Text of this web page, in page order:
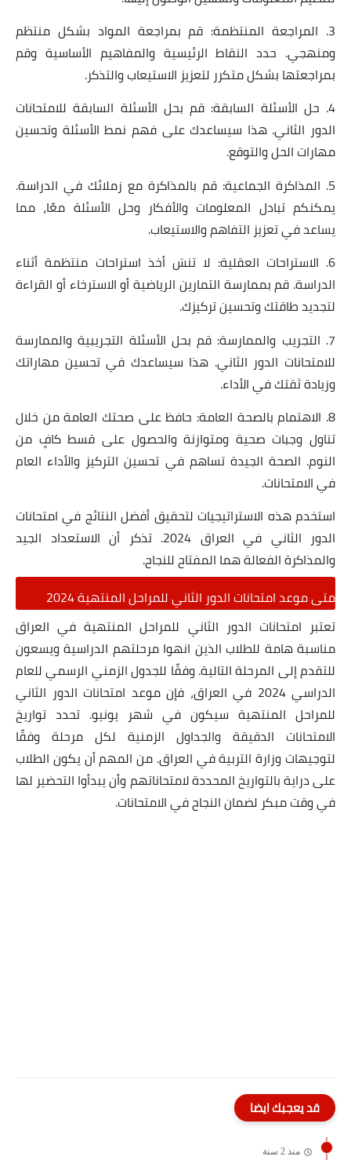
3. المراجعة المنتظمة: قم بمراجعة المواد بشكل منتظم
ومنهجي. حدد النقاط الرئيسية والمفاهيم الأساسية وقم
بمراجعتها بشكل متكرر لتعزيز الاستيعاب والتذكر.
4. حل الأسئلة السابقة: قم بحل الأسئلة السابقة للامتحانات
الدور الثاني. هذا سيساعدك على فهم نمط الأسئلة وتحسين
مهارات الحل والتوقع.
5. المذاكرة الجماعية: قم بالمذاكرة مع زملائك في الدراسة.
يمكنكم تبادل المعلومات والأفكار وحل الأسئلة معًا، مما
يساعد في تعزيز التفاهم والاستيعاب.
6. الاستراحات العقلية: لا تنسَ أخذ استراحات منتظمة أثناء
الدراسة. قم بممارسة التمارين الرياضية أو الاسترخاء أو القراءة
لتجديد طاقتك وتحسين تركيزك.
7. التجريب والممارسة: قم بحل الأسئلة التجريبية والممارسة
للامتحانات الدور الثاني. هذا سيساعدك في تحسين مهاراتك
وزيادة ثقتك في الأداء.
8. الاهتمام بالصحة العامة: حافظ على صحتك العامة من خلال
تناول وجبات صحية ومتوازنة والحصول على قسط كافٍ من
النوم. الصحة الجيدة تساهم في تحسين التركيز والأداء العام
في الامتحانات.
استخدم هذه الاستراتيجيات لتحقيق أفضل النتائج في امتحانات
الدور الثاني في العراق 2024. تذكر أن الاستعداد الجيد
والمذاكرة الفعالة هما المفتاح للنجاح.
متى موعد امتحانات الدور الثاني للمراحل المنتهية 2024
تعتبر امتحانات الدور الثاني للمراحل المنتهية في العراق
مناسبة هامة للطلاب الذين انهوا مرحلتهم الدراسية ويسعون
للتقدم إلى المرحلة التالية. وفقًا للجدول الزمني الرسمي للعام
الدراسي 2024 في العراق، فإن موعد امتحانات الدور الثاني
للمراحل المنتهية سيكون في شهر يونيو. تحدد تواريخ
الامتحانات الدقيقة والجداول الزمنية لكل مرحلة وفقًا
لتوجيهات وزارة التربية في العراق. من المهم أن يكون الطلاب
على دراية بالتواريخ المحددة لامتحاناتهم وأن يبدأوا التحضير لها
في وقت مبكر لضمان النجاح في الامتحانات.
قد يعجبك ايضا
منذ 2 سنة